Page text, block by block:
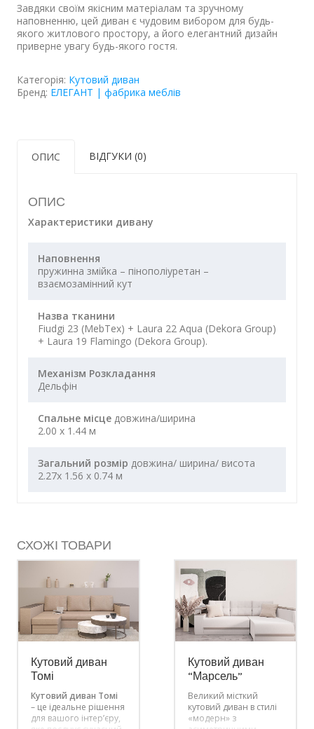
Завдяки своїм якісним матеріалам та зручному
наповненню, цей диван є чудовим вибором для будь-
якого житлового простору, а його елегантний дизайн
приверне увагу будь-якого гостя.
Категорія: Кутовий диван
Бренд: ЕЛЕГАНТ | фабрика меблів
ОПИС ВІДГУКИ (0)
ОПИС
Характеристики дивану
Наповнення
пружинна змійка – пінополіуретан –
взаємозамінний кут
Назва тканини
Fiudgi 23 (MebTex) + Laura 22 Aqua (Dekora Group)
+ Laura 19 Flamingo (Dekora Group).
Механізм Розкладання
Дельфін
Спальне місце довжина/ширина
2.00 x 1.44 м
Загальний розмір довжина/ ширина/ висота
2.27x 1.56 x 0.74 м
СХОЖІ ТОВАРИ
Кутовий диван
Томі
Кутовий диван Томі
– це ідеальне рішення
для вашого інтер’єру,
Кутовий диван
“Марсель”
Великий місткий
кутовий диван в стилі
«модерн» з